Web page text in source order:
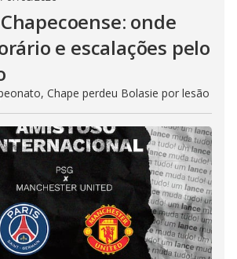
onde
e escalações pelo
Chape perdeu Bolasie por lesão